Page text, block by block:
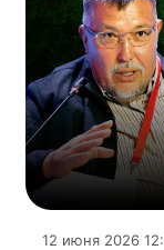
12 июня 2026